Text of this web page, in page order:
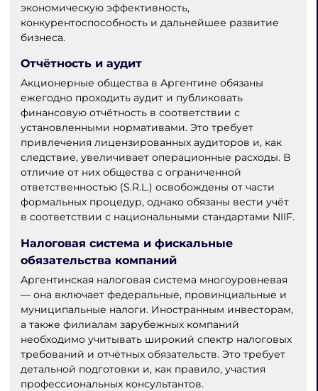
экономическую эффективность,
конкурентоспособность и дальнейшее развитие
бизнеса.
Отчётность и аудит
Акционерные общества в Аргентине обязаны
ежегодно проходить аудит и публиковать
финансовую отчётность в соответствии с
установленными нормативами. Это требует
привлечения лицензированных аудиторов и, как
следствие, увеличивает операционные расходы. В
отличие от них общества с ограниченной
ответственностью (S.R.L.) освобождены от части
формальных процедур, однако обязаны вести учёт
в соответствии с национальными стандартами NIIF.
Налоговая система и фискальные
обязательства компаний
Аргентинская налоговая система многоуровневая
— она включает федеральные, провинциальные и
муниципальные налоги. Иностранным инвесторам,
а также филиалам зарубежных компаний
необходимо учитывать широкий спектр налоговых
требований и отчётных обязательств. Это требует
детальной подготовки и, как правило, участия
профессиональных консультантов.